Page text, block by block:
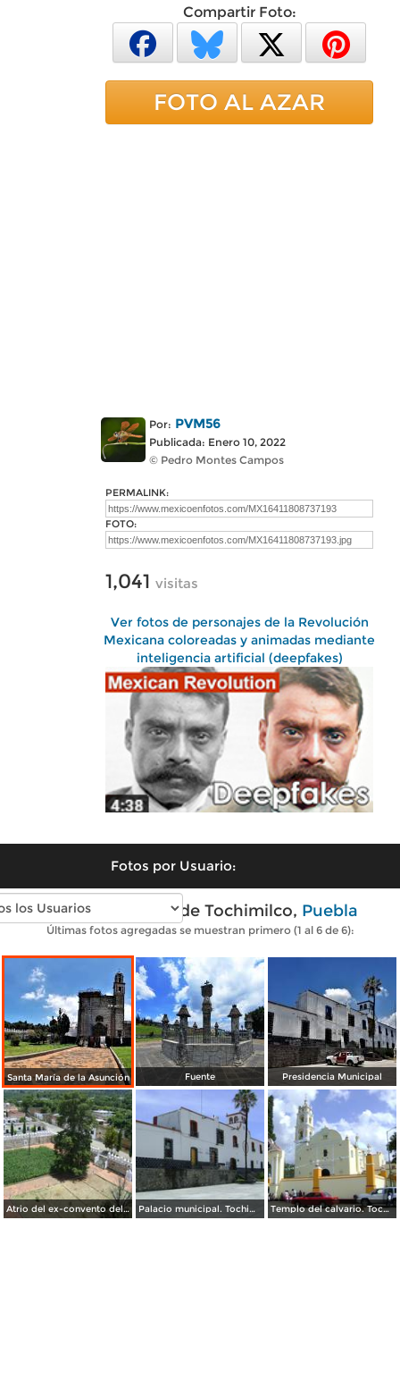
Compartir Foto:
FOTO AL AZAR
Por: PVM56
Publicada: Enero 10, 2022
© Pedro Montes Campos
PERMALINK:
FOTO:
1,041 visitas
Ver fotos de personajes de la Revolución
Mexicana coloreadas y animadas mediante
inteligencia artificial (deepfakes)
Fotos por Usuario:
Fotos modernas de Tochimilco, Puebla
Últimas fotos agregadas se muestran primero (1 al 6 de 6):
Santa María de la Asunción Fuente Presidencia Municipal
Atrio del ex-convento del siglo XVI. Tochimilco Palacio municipal. Tochimilco Templo del calvario. Tochimilco.